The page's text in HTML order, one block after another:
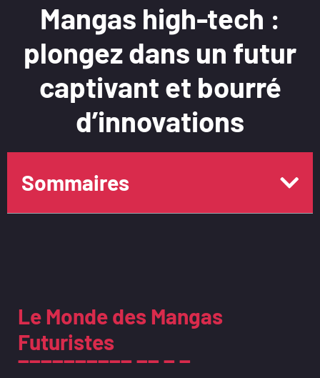
Mangas high-tech :
plongez dans un futur
captivant et bourré
d’innovations
Sommaires
Le Monde des Mangas
Futuristes